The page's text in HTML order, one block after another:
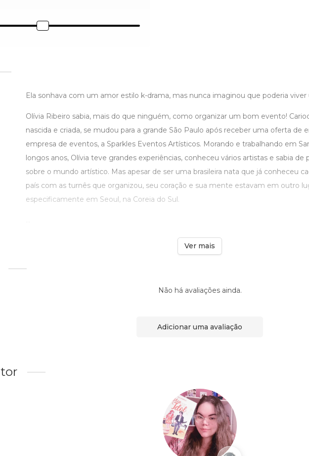
Ela sonhava com um amor estilo k-drama, mas nunca imaginou que poderia
Olívia Ribeiro sabia, mais do que ninguém, como organizar um bom evento!
nascida e criada, se mudou para a grande São Paulo após receber uma oferta de
empresa de eventos, a Sparkles Eventos Artísticos. Morando e trabalhando em
longos anos, Olívia teve grandes experiências, conheceu vários artistas e sabia
sobre o mundo artístico. Mas apesar de ser uma brasileira nata que já conheceu
país com as turnês que organizou, seu coração e sua mente estavam em outro
especificamente em Seoul, na Coreia do Sul.
Ver mais
Não há avaliações ainda.
Adicionar uma avaliação